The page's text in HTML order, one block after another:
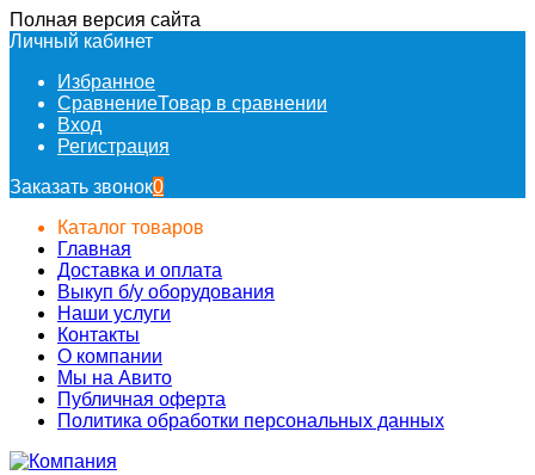
Полная версия сайта
Личный кабинет
Избранное
СравнениеТовар в сравнении
Вход
Регистрация
Заказать звонок0
Каталог товаров
Главная
Доставка и оплата
Выкуп б/у оборудования
Наши услуги
Контакты
О компании
Мы на Авито
Публичная оферта
Политика обработки персональных данных